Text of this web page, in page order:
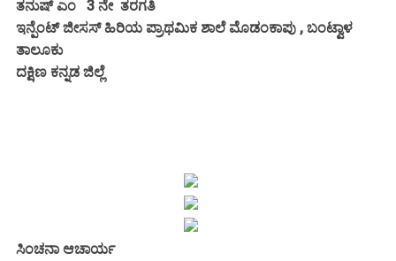
ತನುಷ್ ಎಂ 3 ನೇ ತರಗತಿ
ಇನ್ಪೆಂಟ್ ಜೀಸಸ್ ಹಿರಿಯ ಪ್ರಾಥಮಿಕ ಶಾಲೆ ಮೊಡಂಕಾಪು , ಬಂಟ್ವಾಳ
ತಾಲೂಕು
ದಕ್ಷಿಣ ಕನ್ನಡ ಜಿಲ್ಲೆ
ಸಿಂಚನಾ ಆಚಾರ್ಯ